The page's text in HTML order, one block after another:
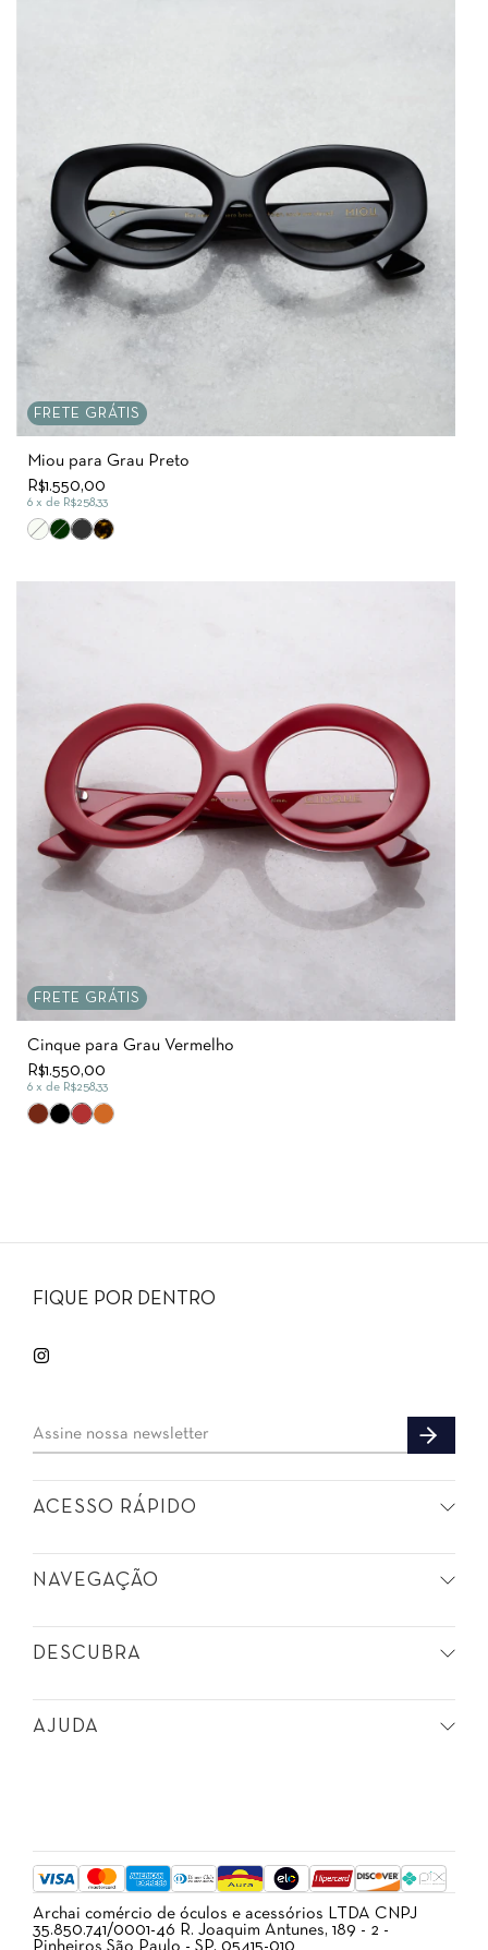
FRETE GRÁTIS
Miou para Grau Preto
R$1.550,00
6 x de R$258,33
FRETE GRÁTIS
Cinque para Grau Vermelho
R$1.550,00
6 x de R$258,33
FIQUE POR DENTRO
ACESSO RÁPIDO
NAVEGAÇÃO
DESCUBRA
AJUDA
Archai comércio de óculos e acessórios LTDA CNPJ
35.850.741/0001-46 R. Joaquim Antunes, 189 - 2 -